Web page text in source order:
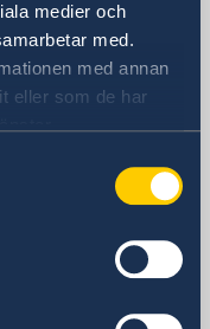
medier och
med.
med annan
eller som de har